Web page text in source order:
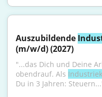
Auszubildende
(m/w/d) (2027)
"...das Dich und Deine
obendrauf. Als
Du in 3 Jahren: